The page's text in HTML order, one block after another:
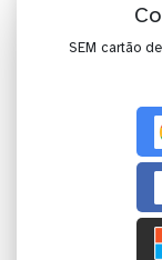
SEM cartão